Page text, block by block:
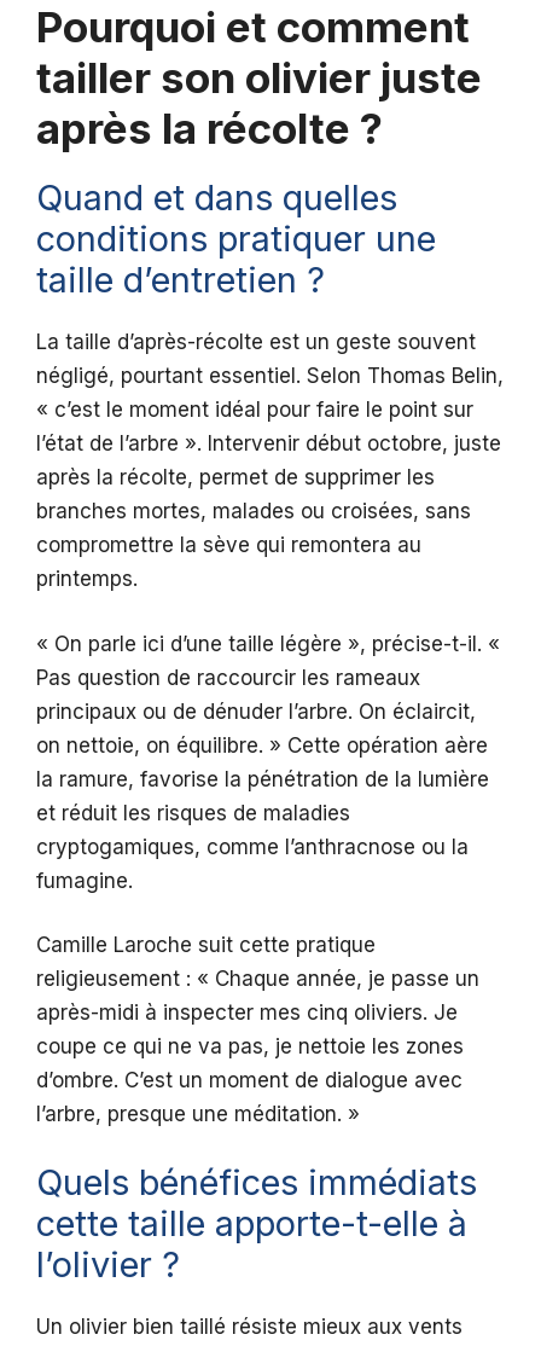
Pourquoi et comment
tailler son olivier juste
après la récolte ?
Quand et dans quelles
conditions pratiquer une
taille d’entretien ?
La taille d’après-récolte est un geste souvent
négligé, pourtant essentiel. Selon Thomas Belin,
« c’est le moment idéal pour faire le point sur
l’état de l’arbre ». Intervenir début octobre, juste
après la récolte, permet de supprimer les
branches mortes, malades ou croisées, sans
compromettre la sève qui remontera au
printemps.
« On parle ici d’une taille légère », précise-t-il. «
Pas question de raccourcir les rameaux
principaux ou de dénuder l’arbre. On éclaircit,
on nettoie, on équilibre. » Cette opération aère
la ramure, favorise la pénétration de la lumière
et réduit les risques de maladies
cryptogamiques, comme l’anthracnose ou la
fumagine.
Camille Laroche suit cette pratique
religieusement : « Chaque année, je passe un
après-midi à inspecter mes cinq oliviers. Je
coupe ce qui ne va pas, je nettoie les zones
d’ombre. C’est un moment de dialogue avec
l’arbre, presque une méditation. »
Quels bénéfices immédiats
cette taille apporte-t-elle à
l’olivier ?
Un olivier bien taillé résiste mieux aux vents